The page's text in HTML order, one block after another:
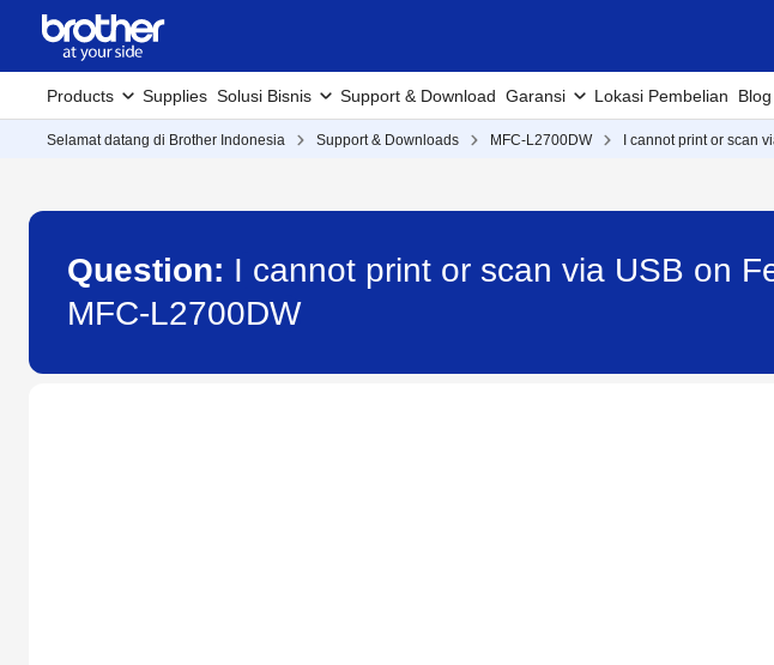
Products Supplies Solusi Bisnis Support & Download Garansi Lokasi Pembelian Blog
Selamat datang di Brother Indonesia Support & Downloads MFC-L2700DW I cannot print or scan
Question: I cannot print or scan via USB on
MFC-L2700DW